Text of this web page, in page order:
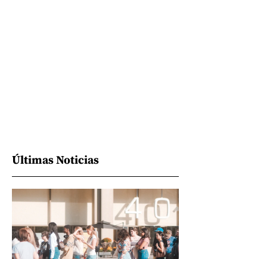
Últimas Noticias